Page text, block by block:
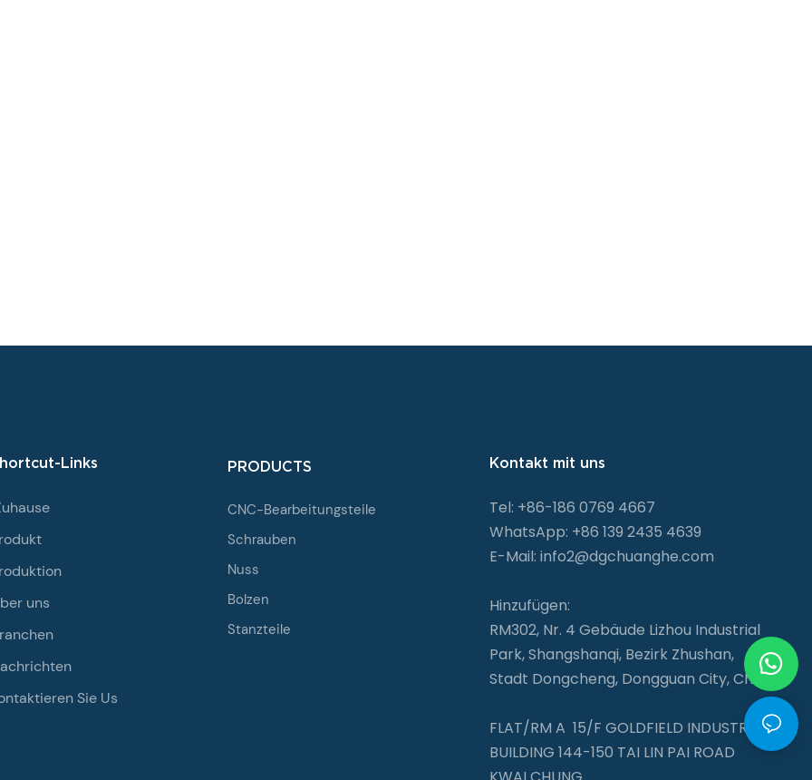
Links
uns
Sie Us
PRODUCTS
CNC-Bearbeitungsteile
Schrauben
Nuss
Bolzen
Stanzteile
Kontakt mit uns
Tel: +86-186 0769 4667
WhatsApp: +86 139 2435 4639
E-Mail: info2@dgchuanghe.com
Hinzufügen:
RM302, Nr. 4 Gebäude Lizhou Industrial
Park, Shangshanqi, Bezirk Zhushan,
Stadt Dongcheng, Dongguan City, China
FLAT/RM A 15/F GOLDFIELD INDUSTRIAL
BUILDING 144-150 TAI LIN PAI ROAD